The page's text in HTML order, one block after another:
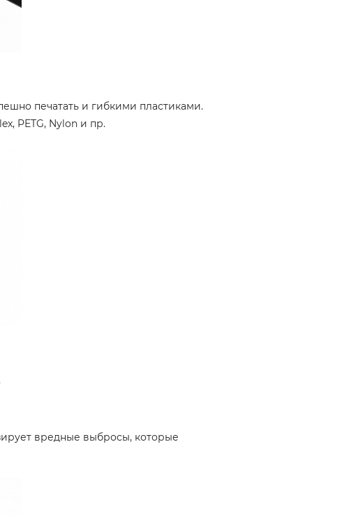
печатать и гибкими пластиками.
PETG, Nylon и пр.
вредные выбросы, которые